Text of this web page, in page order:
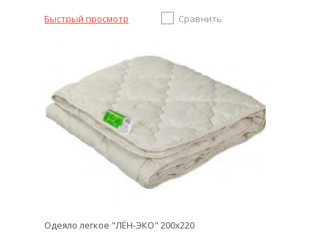
Быстрый просмотр Сравнить
Одеяло легкое "ЛЁН-ЭКО" 200х220